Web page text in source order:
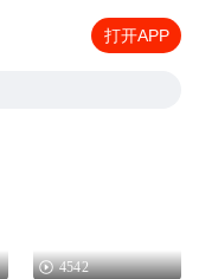
打开APP
4542